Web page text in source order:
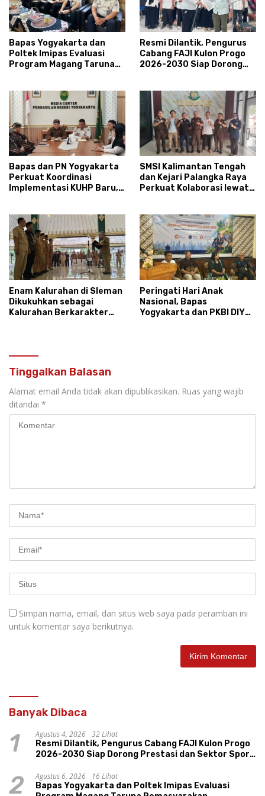
Bapas Yogyakarta dan
Poltek Imipas Evaluasi
Program Magang Taruna
Resmi Dilantik, Pengurus
Cabang FAJI Kulon Progo
2026-2030 Siap Dorong
Bapas dan PN Yogyakarta
Perkuat Koordinasi
Implementasi KUHP Baru,
SMSI Kalimantan Tengah
dan Kejari Palangka Raya
Perkuat Kolaborasi lewat
Enam Kalurahan di Sleman
Dikukuhkan sebagai
Kalurahan Berkarakter
Peringati Hari Anak
Nasional, Bapas
Yogyakarta dan PKBI DIY
Tinggalkan Balasan
Alamat email Anda tidak akan dipublikasikan. Ruas yang wajib
ditandai *
Simpan nama, email, dan situs web saya pada peramban ini
untuk komentar saya berikutnya.
Banyak Dibaca
1 Agustus 4, 2026 32 Lihat
Resmi Dilantik, Pengurus Cabang FAJI Kulon Progo
2026-2030 Siap Dorong Prestasi dan Sektor Sport
2 Agustus 6, 2026
16 Lihat
Bapas Yogyakarta dan Poltek Imipas Evaluasi